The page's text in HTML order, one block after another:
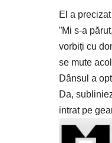
El a
”Mi s-a
vorbiți cu
se mute
Dânsul a
Da,
intrat pe